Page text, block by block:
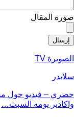
صورة المقال
الصويرة TV
سلايدر
حصري – فيديو حول
واكادير يومه السبت…